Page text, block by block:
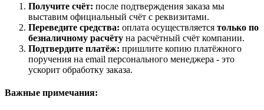
Получите счёт: после подтверждения заказа мы
выставим официальный счёт с реквизитами.
Переведите средства: оплата осуществляется только по
безналичному расчёту на расчётный счёт компании.
Подтвердите платёж: пришлите копию платёжного
поручения на email персонального менеджера - это
ускорит обработку заказа.
Важные примечания: